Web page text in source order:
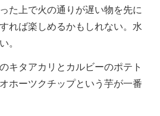
た上で火の通りが遅い物を先に
れば楽しめるかもしれない。水
。
キタアカリとカルビーのポテト
ホーツクチップという芋が一番